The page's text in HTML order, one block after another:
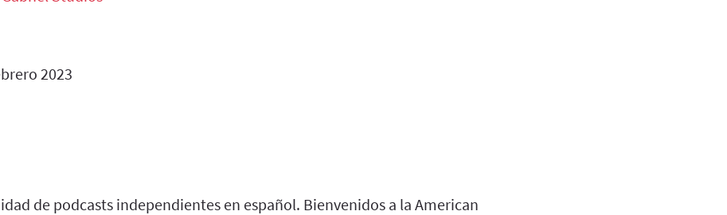
2023
de podcasts independientes en español. Bienvenidos a la American